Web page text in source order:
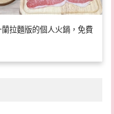
拉麵版的個人火鍋，免費